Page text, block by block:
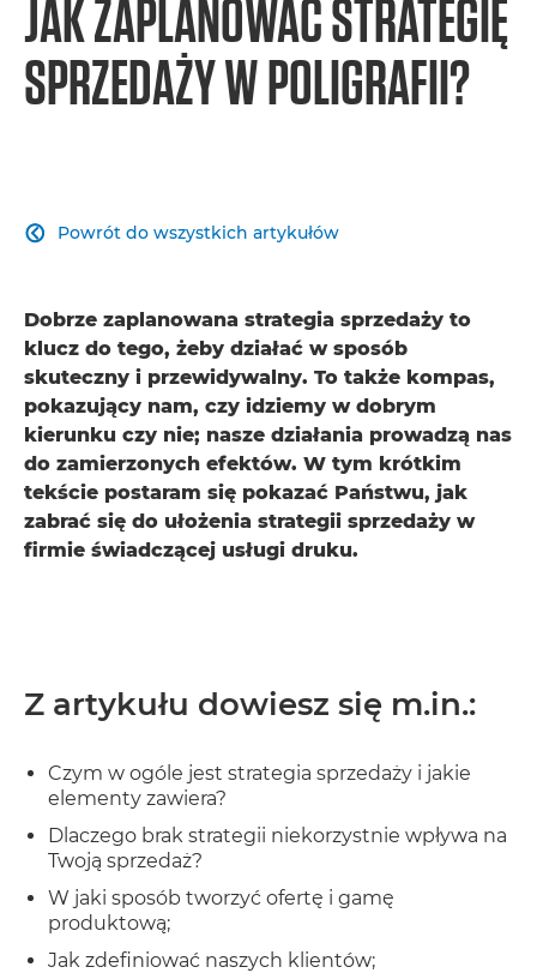
JAK ZAPLANOWAĆ STRATEGIĘ
SPRZEDAŻY W POLIGRAFII?
Powrót do wszystkich artykułów

Dobrze zaplanowana strategia sprzedaży to
klucz do tego, żeby działać w sposób
skuteczny i przewidywalny. To także kompas,
pokazujący nam, czy idziemy w dobrym
kierunku czy nie; nasze działania prowadzą nas
do zamierzonych efektów. W tym krótkim
tekście postaram się pokazać Państwu, jak
zabrać się do ułożenia strategii sprzedaży w
firmie świadczącej usługi druku.
Z artykułu dowiesz się m.in.:
Czym w ogóle jest strategia sprzedaży i jakie
elementy zawiera?
Dlaczego brak strategii niekorzystnie wpływa na
Twoją sprzedaż?
W jaki sposób tworzyć ofertę i gamę
produktową;
Jak zdefiniować naszych klientów;